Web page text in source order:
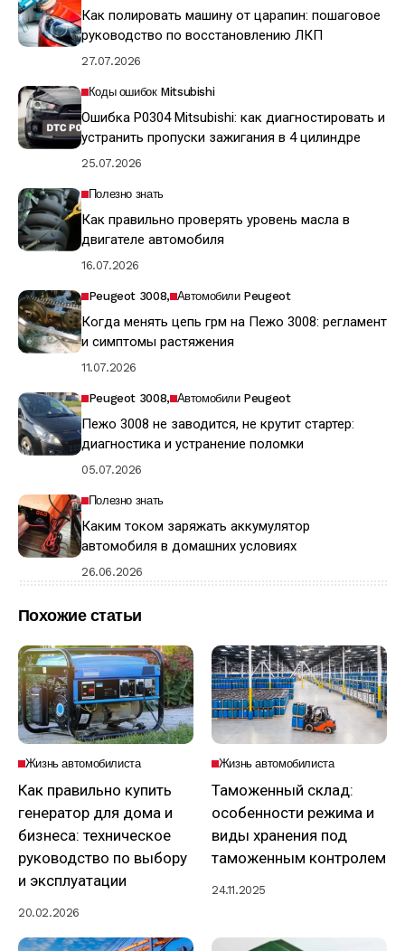
Как полировать машину от царапин: пошаговое
руководство по восстановлению ЛКП
27.07.2026
Коды ошибок Mitsubishi
Ошибка P0304 Mitsubishi: как диагностировать и
устранить пропуски зажигания в 4 цилиндре
25.07.2026
Полезно знать
Как правильно проверять уровень масла в
двигателе автомобиля
16.07.2026
Peugeot 3008 Автомобили Peugeot
Когда менять цепь грм на Пежо 3008: регламент
и симптомы растяжения
11.07.2026
Peugeot 3008 Автомобили Peugeot
Пежо 3008 не заводится, не крутит стартер:
диагностика и устранение поломки
05.07.2026
Полезно знать
Каким током заряжать аккумулятор
автомобиля в домашних условиях
26.06.2026
Похожие статьи
Жизнь автомобилиста
Как правильно купить
генератор для дома и
бизнеса: техническое
руководство по выбору
и эксплуатации
20.02.2026
Жизнь автомобилиста
Таможенный склад:
особенности режима и
виды хранения под
таможенным контролем
24.11.2025